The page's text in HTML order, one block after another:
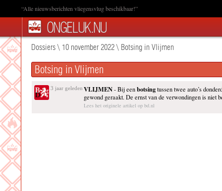
“Alle nieuwsberichten vliegensvlug beschikbaar!”
Dossiers\ 10 november 2022\ Botsing in Vlijmen
Botsing in Vlijmen
3 jaar geleden VLIJMEN- Bij eenbotsingtussen twee auto’s
gewond geraakt. De ernst van de verwondingen is niet
Lees het originele artikel op bd.nl